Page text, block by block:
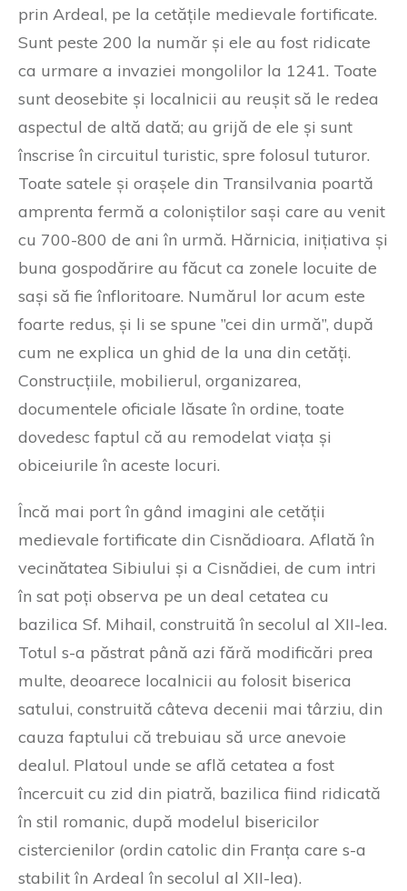
prin Ardeal, pe la cetățile medievale fortificate.
Sunt peste 200 la număr și ele au fost ridicate
ca urmare a invaziei mongolilor la 1241. Toate
sunt deosebite și localnicii au reușit să le redea
aspectul de altă dată; au grijă de ele și sunt
înscrise în circuitul turistic, spre folosul tuturor.
Toate satele și orașele din Transilvania poartă
amprenta fermă a coloniștilor sași care au venit
cu 700-800 de ani în urmă. Hărnicia, inițiativa și
buna gospodărire au făcut ca zonele locuite de
sași să fie înfloritoare. Numărul lor acum este
foarte redus, și li se spune ”cei din urmă”, după
cum ne explica un ghid de la una din cetăți.
Construcțiile, mobilierul, organizarea,
documentele oficiale lăsate în ordine, toate
dovedesc faptul că au remodelat viața și
obiceiurile în aceste locuri.
Încă mai port în gând imagini ale cetății
medievale fortificate din Cisnădioara. Aflată în
vecinătatea Sibiului și a Cisnădiei, de cum intri
în sat poți observa pe un deal cetatea cu
bazilica Sf. Mihail, construită în secolul al XII-lea.
Totul s-a păstrat până azi fără modificări prea
multe, deoarece localnicii au folosit biserica
satului, construită câteva decenii mai târziu, din
cauza faptului că trebuiau să urce anevoie
dealul. Platoul unde se află cetatea a fost
încercuit cu zid din piatră, bazilica fiind ridicată
în stil romanic, după modelul bisericilor
cistercienilor (ordin catolic din Franța care s-a
stabilit în Ardeal în secolul al XII-lea).